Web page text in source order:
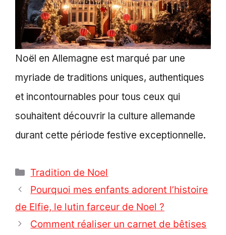
Noël en Allemagne est marqué par une
myriade de traditions uniques, authentiques
et incontournables pour tous ceux qui
souhaitent découvrir la culture allemande
durant cette période festive exceptionnelle.
Catégories
Tradition de Noel
Pourquoi mes enfants adorent l’histoire
de Elfie, le lutin farceur de Noel ?
Comment réaliser un carnet de bêtises